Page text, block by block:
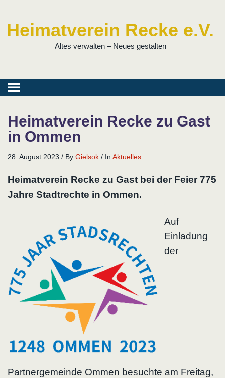
Heimatverein Recke e.V.
Altes verwalten – Neues gestalten
Heimatverein Recke zu Gast
in Ommen
28. August 2023 / By Gielsok / In Aktuelles
Heimatverein Recke zu Gast bei der Feier 775
Jahre Stadtrechte in Ommen.
Auf
Einladung
der
Partnergemeinde Ommen besuchte am Freitag,